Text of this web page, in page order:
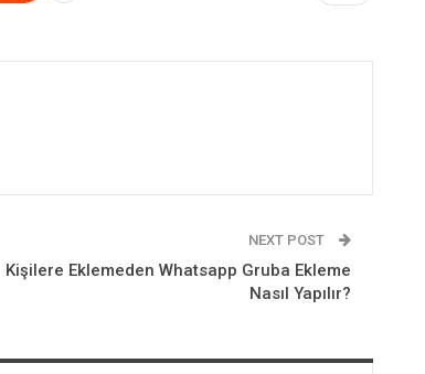
NEXT POST
Kişilere Eklemeden Whatsapp Gruba Ekleme
Nasıl Yapılır?